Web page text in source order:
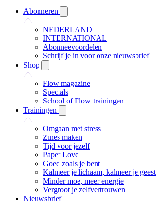
Abonneren
NEDERLAND
INTERNATIONAL
Abonneevoordelen
Schrijf je in voor onze nieuwsbrief
Shop
Flow magazine
Specials
School of Flow-trainingen
Trainingen
Omgaan met stress
Zines maken
Tijd voor jezelf
Paper Love
Goed zoals je bent
Kalmeer je lichaam, kalmeer je geest
Minder moe, meer energie
Vergroot je zelfvertrouwen
Nieuwsbrief